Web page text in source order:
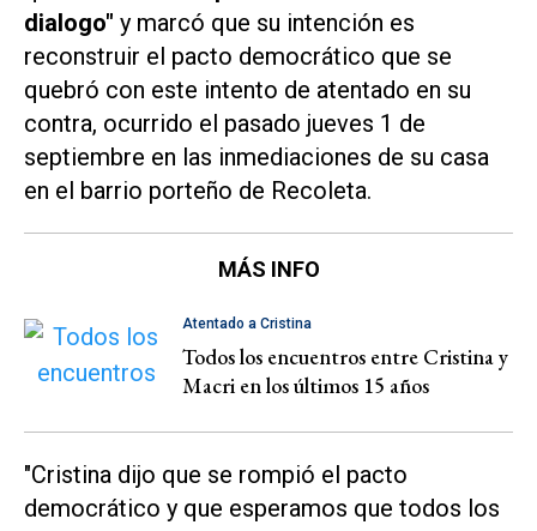
dialogo" y marcó que su intención es
reconstruir el pacto democrático que se
quebró con este intento de atentado en su
contra, ocurrido el pasado jueves 1 de
septiembre en las inmediaciones de su casa
en el barrio porteño de Recoleta.
MÁS INFO
Atentado a Cristina
Todos los encuentros entre Cristina y
Macri en los últimos 15 años
"Cristina dijo que se rompió el pacto
democrático y que esperamos que todos los